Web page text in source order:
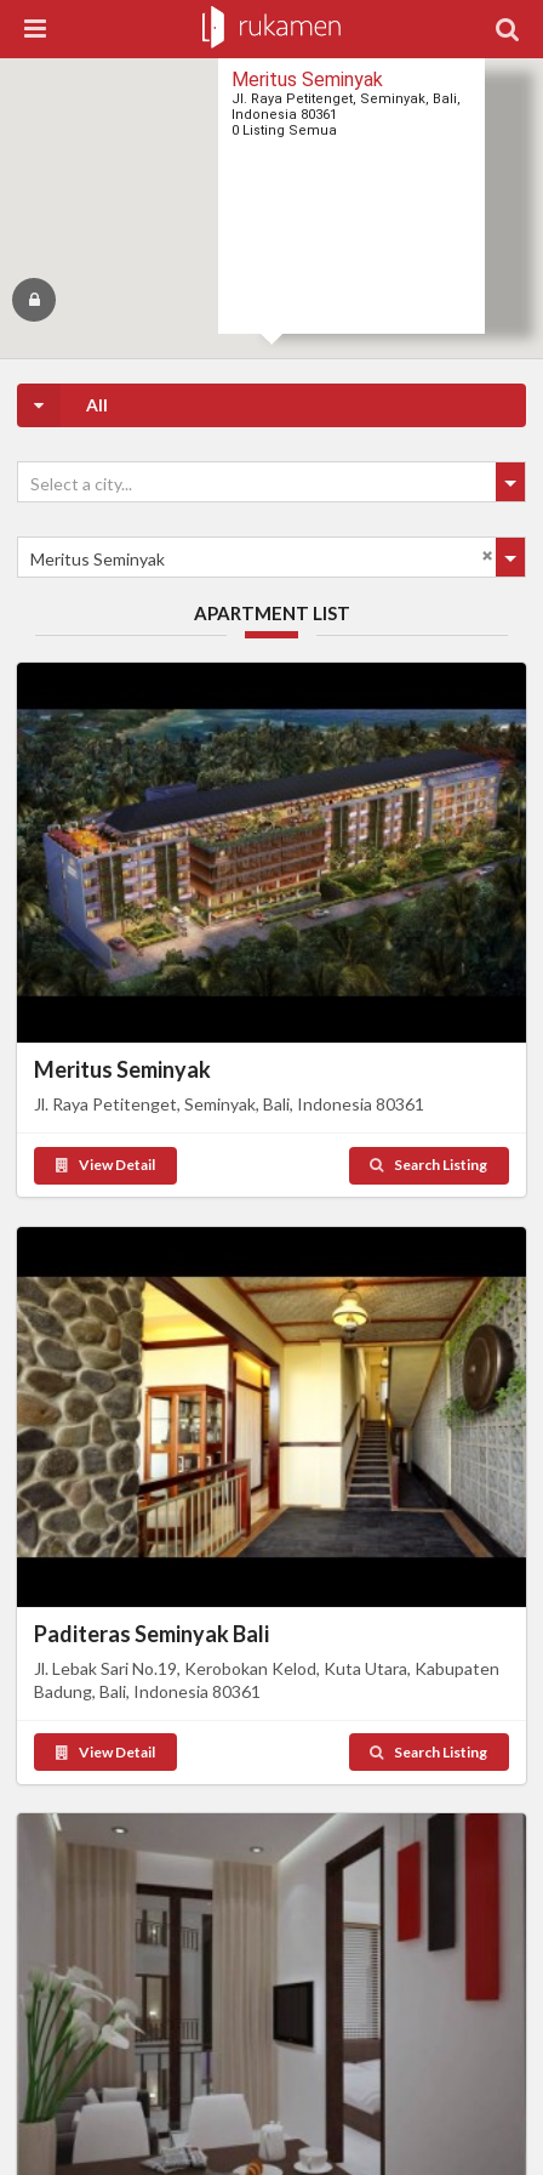
Meritus Seminyak
Jl. Raya Petitenget, Seminyak, Bali,
Indonesia 80361
0 Listing Semua
All
Select a city...
Meritus Seminyak
APARTMENT LIST
Meritus Seminyak
Jl. Raya Petitenget, Seminyak, Bali, Indonesia 80361
View Detail Search Listing
Paditeras Seminyak Bali
Jl. Lebak Sari No.19, Kerobokan Kelod, Kuta Utara, Kabupaten
Badung, Bali, Indonesia 80361
View Detail Search Listing